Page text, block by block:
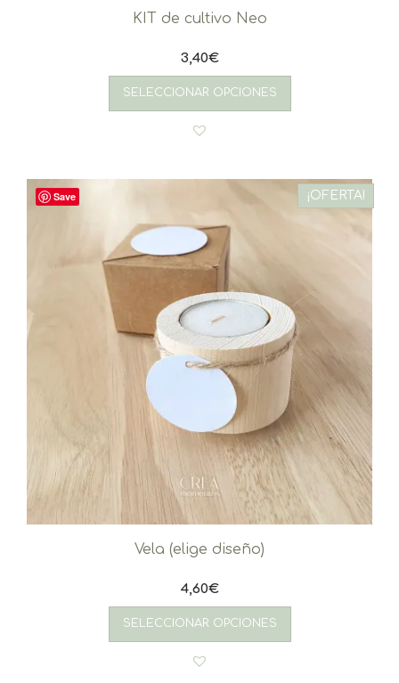
KIT de cultivo Neo
3,40€
SELECCIONAR OPCIONES
Save ¡OFERTA!
Vela (elige diseño)
4,60€
SELECCIONAR OPCIONES